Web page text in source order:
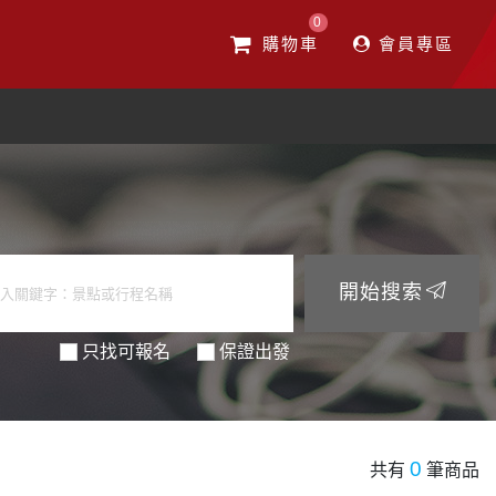
購物車
0
會員專區
只找可報名 保證出發
開始搜索
共有 0 筆商品